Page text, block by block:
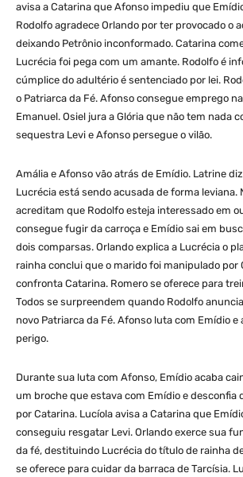
avisa a Catarina que Afonso impediu que
Rodolfo agradece Orlando por ter provocado o
deixando Petrônio inconformado. Catarina
Lucrécia foi pega com um amante. Rodolfo é
cúmplice do adultério é sentenciado por lei.
o Patriarca da Fé. Afonso consegue emprego
Emanuel. Osiel jura a Glória que não tem nada
sequestra Levi e Afonso persegue o vilão.
Amália e Afonso vão atrás de Emídio. Latrine
Lucrécia está sendo acusada de forma leviana.
acreditam que Rodolfo esteja interessado em
consegue fugir da carroça e Emídio sai em
dois comparsas. Orlando explica a Lucrécia o
rainha conclui que o marido foi manipulado por
confronta Catarina. Romero se oferece para
Todos se surpreendem quando Rodolfo
novo Patriarca da Fé. Afonso luta com Emídio e
perigo.
Durante sua luta com Afonso, Emídio acaba
um broche que estava com Emídio e desconfia
por Catarina. Lucíola avisa a Catarina que
conseguiu resgatar Levi. Orlando exerce sua
da fé, destituindo Lucrécia do título de rainha
se oferece para cuidar da barraca de Tarcísia.